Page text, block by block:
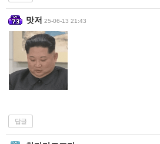
맛저 25-06-13 21:43
답글